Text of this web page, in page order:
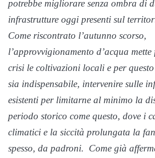
potrebbe migliorare senza ombra di
infrastrutture oggi presenti sul
Come riscontrato l’autunno scorso,
l’approvvigionamento d’acqua
crisi le coltivazioni locali e per
sia indispensabile, intervenire sulle
esistenti per limitarne al minimo la
periodo storico come questo, dove i
climatici e la siccità prolungata la
spesso, da padroni. Come già